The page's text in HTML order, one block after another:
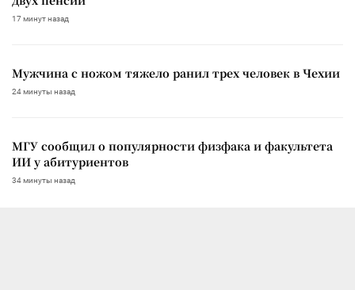
17 минут назад
Мужчина с ножом тяжело ранил трех человек в Чехии
24 минуты назад
МГУ сообщил о популярности физфака и факультета
ИИ у абитуриентов
34 минуты назад